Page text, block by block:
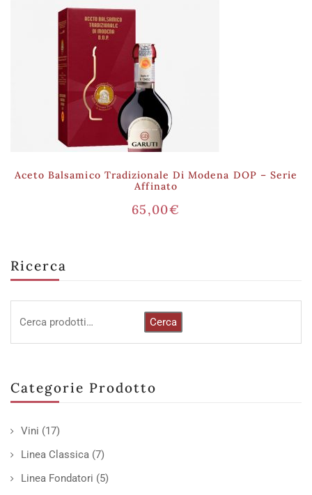
Ricerca
Cerca
Categorie Prodotto
Vini (17)
Linea Classica (7)
Linea Fondatori (5)
Aceto Balsamico Tradizionale Di Modena DOP – Serie
Affinato
65,00€